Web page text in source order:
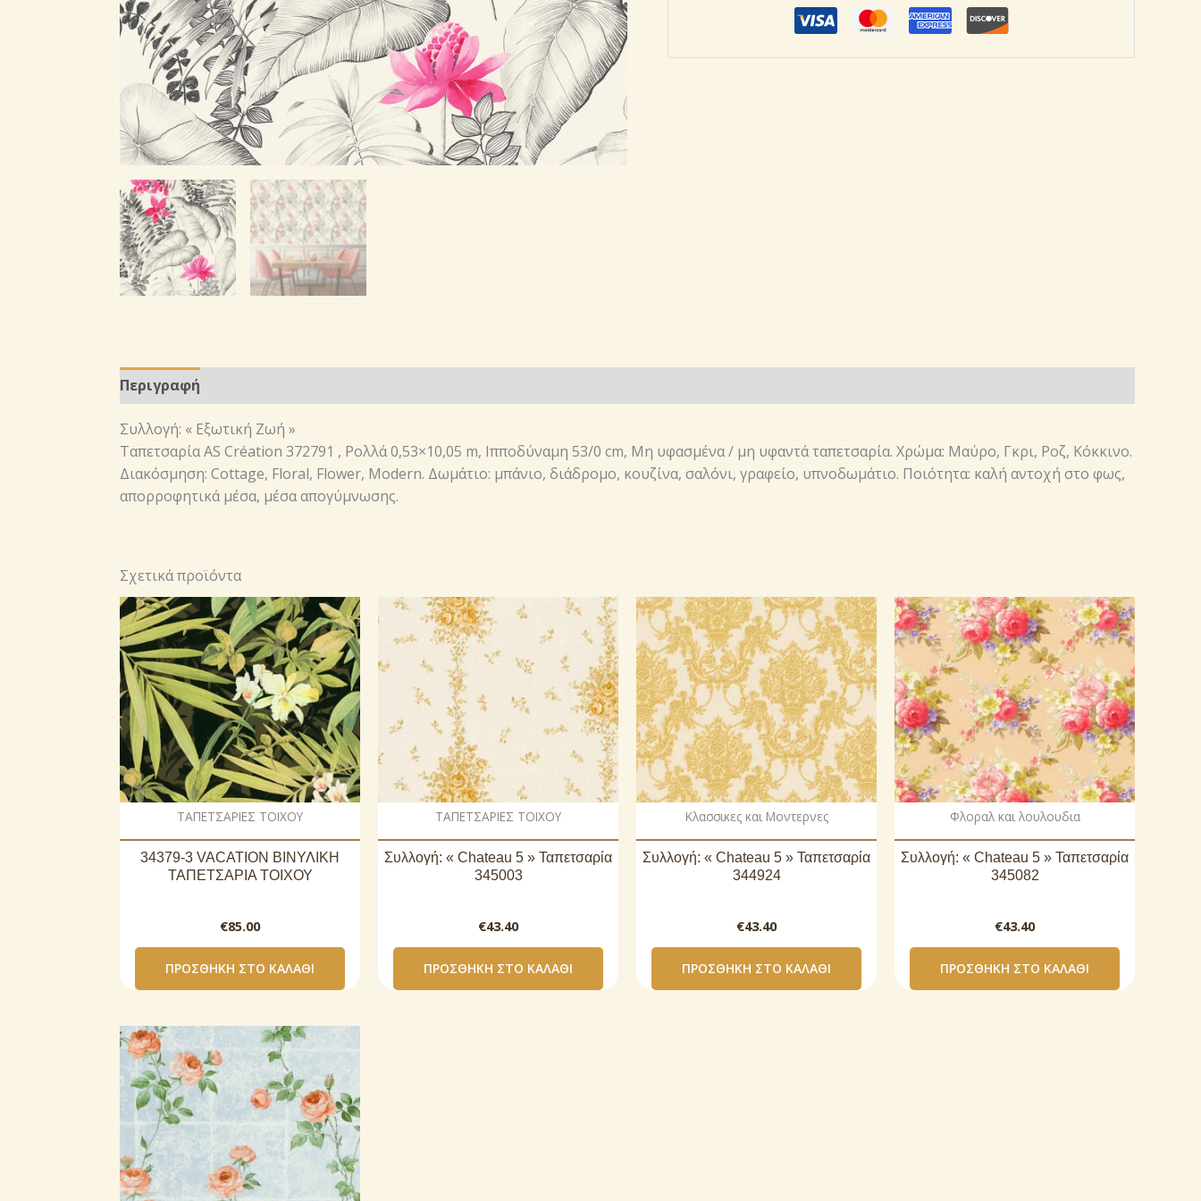
Περιγραφή
Συλλογή: « Εξωτική Ζωή »
Ταπετσαρία AS Création 372791 , Ρολλά 0,53×10,05 m, Ιπποδύναμη 53/0 cm, Μη υφασμένα / μη υφαντά ταπετσαρία. Χρώμα: Μαύρο, Γκρι, Ροζ, Κόκκινο.
Διακόσμηση: Cottage, Floral, Flower, Modern. Δωμάτιο: μπάνιο, διάδρομο, κουζίνα, σαλόνι, γραφείο, υπνοδωμάτιο. Ποιότητα: καλή αντοχή στο φως,
απορροφητικά μέσα, μέσα απογύμνωσης.
Σχετικά προϊόντα
ΤΑΠΕΤΣΑΡΙΕΣ ΤΟΙΧΟΥ
34379-3 VACATION ΒΙΝΥΛΙΚΗ
ΤΑΠΕΤΣΑΡΙΑ ΤΟΙΧΟΥ
€85.00
ΠΡΟΣΘΉΚΗ ΣΤΟ ΚΑΛΆΘΙ
ΤΑΠΕΤΣΑΡΙΕΣ ΤΟΙΧΟΥ
Συλλογή: « Chateau 5 » Ταπετσαρία
345003
€43.40
ΠΡΟΣΘΉΚΗ ΣΤΟ ΚΑΛΆΘΙ
Κλασσικες και Μοντερνες
Συλλογή: « Chateau 5 » Ταπετσαρία
344924
€43.40
ΠΡΟΣΘΉΚΗ ΣΤΟ ΚΑΛΆΘΙ
Φλοραλ και λουλουδια
Συλλογή: « Chateau 5 » Ταπετσαρία
345082
€43.40
ΠΡΟΣΘΉΚΗ ΣΤΟ ΚΑΛΆΘΙ